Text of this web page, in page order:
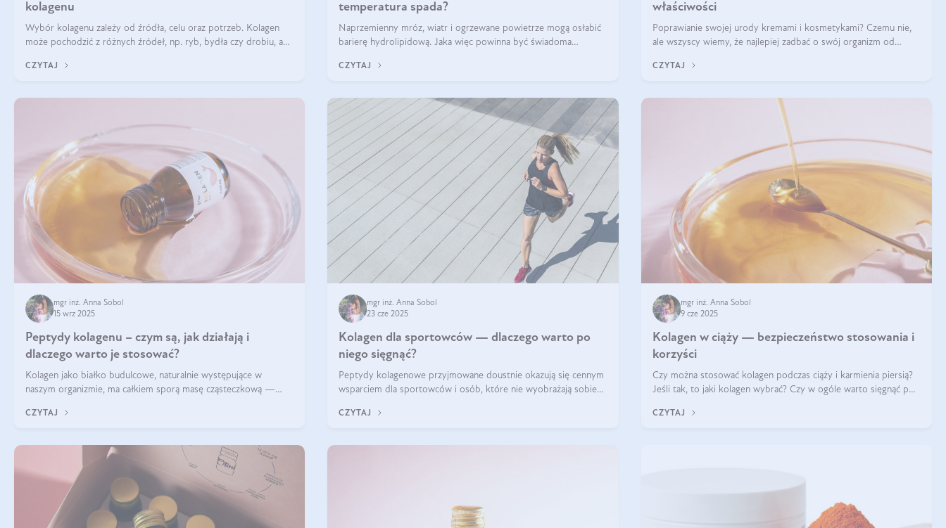
kolagenu
Wybór kolagenu zależy od źródła, celu oraz potrzeb. Kolagen
może pochodzić z różnych źródeł, np. ryb, bydła czy drobiu, a
sprawdza się kolagen rybi, a dla wspierania stawów — kolagen
CZYTAJ
temperatura spada?
Naprzemienny mróz, wiatr i ogrzewane powietrze mogą osłabić
barierę hydrolipidową. Jaka więc powinna być świadoma
CZYTAJ
właściwości
Poprawianie swojej urody kremami i kosmetykami? Czemu nie,
ale wszyscy wiemy, że najlepiej zadbać o swój organizm od
zewnętrzny prezentował się zdrowo i atrakcyjnie. Stosowanie
CZYTAJ
mgr inż. Anna Sobol
15 wrz 2025
Peptydy kolagenu – czym są, jak działają i
dlaczego warto je stosować?
Kolagen jako białko budulcowe, naturalnie występujące w
naszym organizmie, ma całkiem sporą masę cząsteczkową —
formie, byłby trudno strawialny. Aby był lepiej przyswajalny i
CZYTAJ
mgr inż. Anna Sobol
23 cze 2025
Kolagen dla sportowców — dlaczego warto po
niego sięgnąć?
Peptydy kolagenowe przyjmowane doustnie okazują się cennym
wsparciem dla sportowców i osób, które nie wyobrażają sobie
CZYTAJ
mgr inż. Anna Sobol
9 cze 2025
Kolagen w ciąży — bezpieczeństwo stosowania i
korzyści
Czy można stosować kolagen podczas ciąży i karmienia piersią?
Jeśli tak, to jaki kolagen wybrać? Czy w ogóle warto sięgnąć po
CZYTAJ